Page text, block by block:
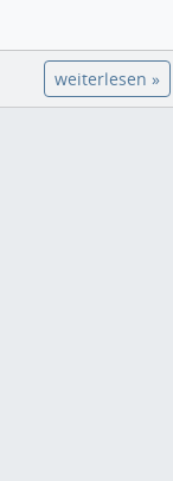
weiterlesen »